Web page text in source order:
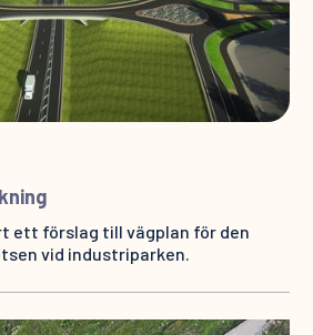
ett förslag till vägplan för den
vid industriparken.